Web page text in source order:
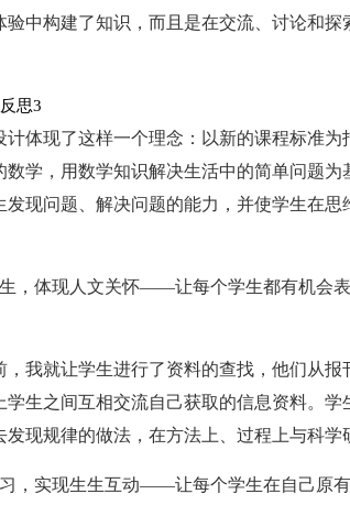
验中构建了知识，而且是在交流、讨论和
思3
计体现了这样一个理念：以新的课程标准
数学，用数学知识解决生活中的简单问题
发现问题、解决问题的能力，并使学生在
，体现人文关怀——让每个学生都有机会
，我就让学生进行了资料的查找，他们从
学生之间互相交流自己获取的信息资料。
发现规律的做法，在方法上、过程上与科学
，实现生生互动——让每个学生在自己原